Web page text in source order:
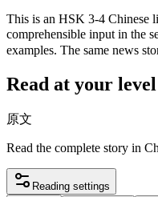
This is an HSK 3-4 Chinese
comprehensible input in the
examples. The same news
Read at your level
原文
Read the complete story in
Reading settings